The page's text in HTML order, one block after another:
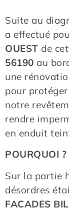
Suite au
a effectué
OUEST de
56190 au
une
pour
notre
rendre
en enduit
POURQUOI ?
Sur la partie
désordres
FACADES